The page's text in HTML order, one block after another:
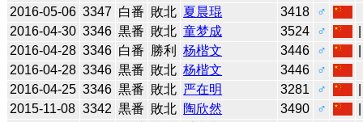
2016-05-06 3347 白番 敗北 夏晨琨 3418
♂
2016-04-30 3346 黒番 敗北 童梦成 3524 ♂
2016-04-28 3346 白番 勝利 杨楷文 3446 ♂
2016-04-28 3346 黒番 敗北 杨楷文 3446
♂
2016-04-25 3346 黒番 敗北 严在明 3281 ♂
2015-11-08 3342 黒番 敗北 陶欣然 3490 ♂